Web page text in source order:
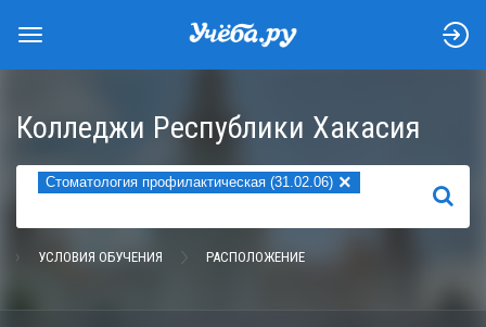
Колледжи Республики Хакасия
Стоматология профилактическая (31.02.06) ×
НАЙТИ
УСЛОВИЯ ОБУЧЕНИЯ РАСПОЛОЖЕНИЕ